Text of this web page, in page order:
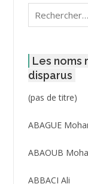
Rechercher :
Les noms
disparus
(pas de titre)
ABAGUE
ABAOUB
ABBACI Ali